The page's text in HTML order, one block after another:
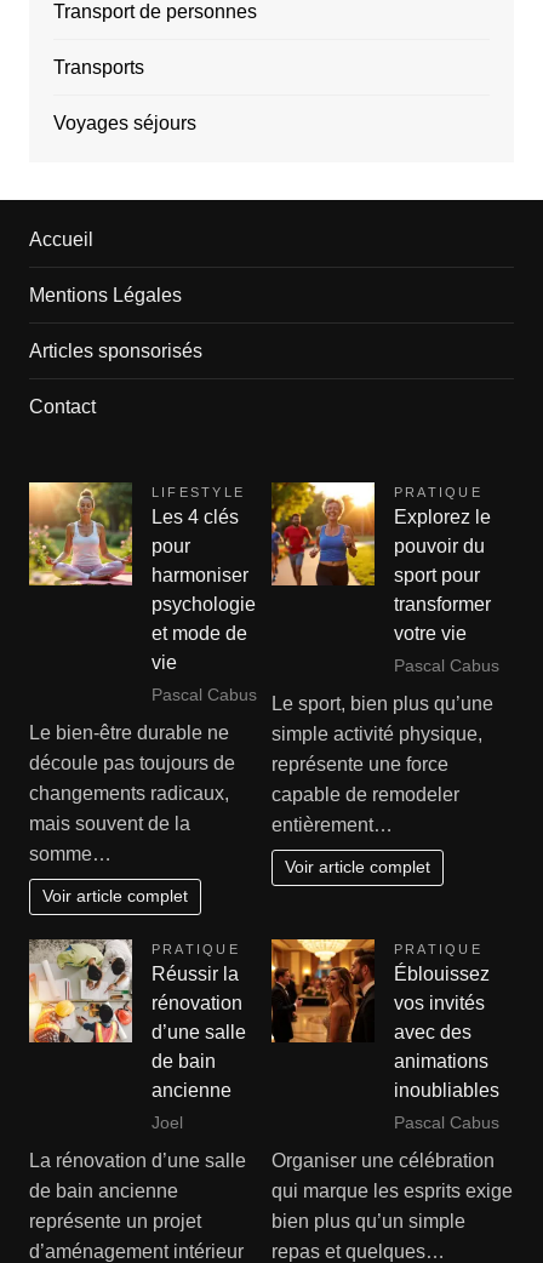
Transport de personnes
Transports
Voyages séjours
Accueil
Mentions Légales
Articles sponsorisés
Contact
LIFESTYLE
Les 4 clés
pour
harmoniser
psychologie
et mode de
vie
Pascal Cabus
Le bien-être durable ne
découle pas toujours de
changements radicaux,
mais souvent de la
somme…
Voir article complet
PRATIQUE
Explorez le
pouvoir du
sport pour
transformer
votre vie
Pascal Cabus
Le sport, bien plus qu’une
simple activité physique,
représente une force
capable de remodeler
entièrement…
Voir article complet
PRATIQUE
Réussir la
rénovation
d’une salle
de bain
ancienne
Joel
La rénovation d’une salle
de bain ancienne
représente un projet
d’aménagement intérieur
PRATIQUE
Éblouissez
vos invités
avec des
animations
inoubliables
Pascal Cabus
Organiser une célébration
qui marque les esprits exige
bien plus qu’un simple
repas et quelques…